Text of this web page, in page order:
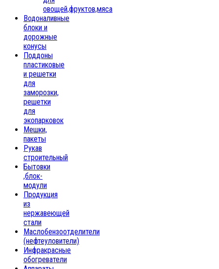
овощей,фруктов,мяса
Водоналивные
блоки и
дорожные
конусы
Поддоны
пластиковые
и решетки
для
заморозки,
решетки
для
экопарковок
Мешки,
пакеты
Рукав
строительный
Бытовки
,блок-
модули
Продукция
из
нержавеющей
стали
Маслобензоотделители
(нефтеуловители)
Инфракрасные
обогреватели